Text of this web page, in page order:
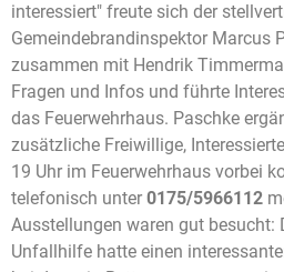
interessiert" freute sich der
Gemeindebrandinspektor Marcus
zusammen mit Hendrik
Fragen und Infos und führte
das Feuerwehrhaus. Paschke
zusätzliche Freiwillige,
19 Uhr im Feuerwehrhaus vorbei
telefonisch unter 0175/5966112
Ausstellungen waren gut besucht:
Unfallhilfe hatte einen